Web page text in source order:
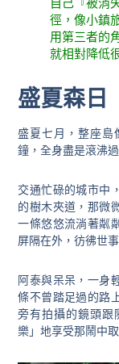
自己『被消
徑，像小鎮
用第三者的
就相對降低
盛夏森日
盛夏七月，整座島
鐘，全身盡是滾沸
交通忙碌的城市中
的樹木夾道，那微
一條悠悠流淌著粼
屏隔在外，彷彿世
阿泰與呆呆，一身
條不曾踏足過的路
旁有拍攝的鏡頭跟
樂」地享受那鬧中